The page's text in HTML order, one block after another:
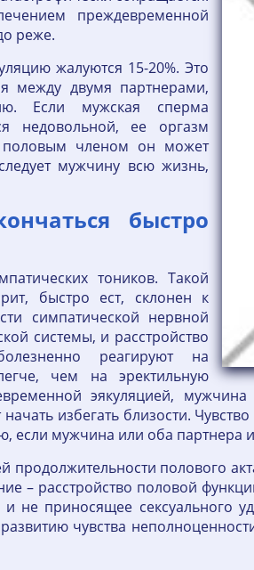
преждевременной
реже.
жалуются 15-20%. Это
между двумя партнерами,
Если мужская сперма
недовольной, ее оргазм
половым членом он может
мужчину всю жизнь,
быстро
тоников. Такой
быстро ест, склонен к
симпатической нервной
системы, и расстройство
реагируют на
чем на эректильную
эякуляцией, мужчина
избегать близости. Чувство
если мужчина или оба партнера
продолжительности полового
– расстройство половой
приносящее сексуального
чувства